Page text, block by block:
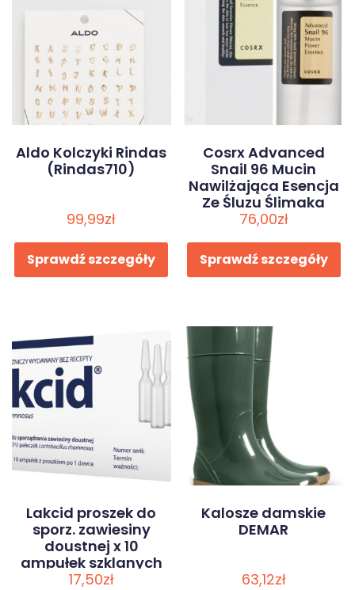
Aldo Kolczyki Rindas
(Rindas710)
99,99zł
Sprawdź szczegóły
Cosrx Advanced
Snail 96 Mucin
Nawilżająca Esencja
Ze Śluzu Ślimaka
100ml
76,00zł
Sprawdź szczegóły
Lakcid proszek do
sporz. zawiesiny
doustnej x 10
ampułek szklanych
17,50zł
Kalosze damskie
DEMAR
63,12zł